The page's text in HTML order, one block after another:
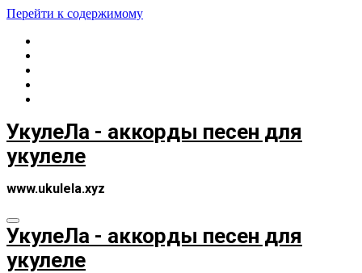
Перейти к содержимому
УкулеЛа - аккорды песен для
укулеле
www.ukulela.xyz
УкулеЛа - аккорды песен для
укулеле